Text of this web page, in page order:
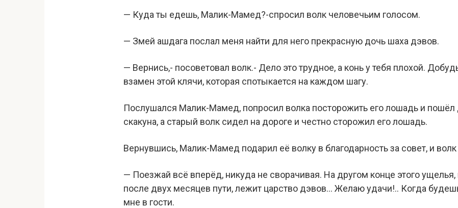
— Куда ты едешь, Малик-Мамед?-спросил волк человечьим голосом.
— Змей ашдага послал меня найти для него прекрасную дочь шаха дэвов.
— Вернись,- посоветовал волк.- Дело это трудное, а конь у тебя плохой.
взамен этой клячи, которая спотыкается на каждом шагу.
Послушался Малик-Мамед, попросил волка посторожить его лошадь и
скакуна, а старый волк сидел на дороге и честно сторожил его лошадь.
Вернувшись, Малик-Мамед подарил её волку в благодарность за совет, и волк
— Поезжай всё вперёд, никуда не сворачивая. На другом конце этого
после двух месяцев пути, лежит царство дэвов… Желаю удачи!.. Когда будешь
мне в гости.